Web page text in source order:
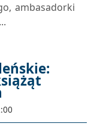
ambasadorki